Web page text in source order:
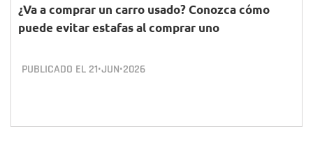
¿Va a comprar un carro usado? Conozca cómo
puede evitar estafas al comprar uno
PUBLICADO EL 21•JUN•2026